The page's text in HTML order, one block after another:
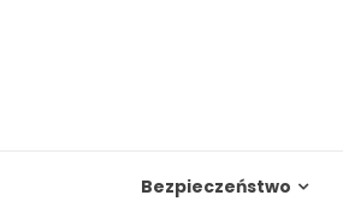
Bezpieczeństwo